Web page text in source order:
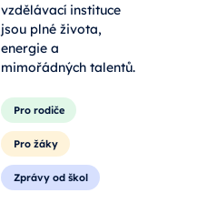
vzdělávací instituce
jsou plné života,
energie a
mimořádných talentů.
Pro rodiče
Pro žáky
Zprávy od škol